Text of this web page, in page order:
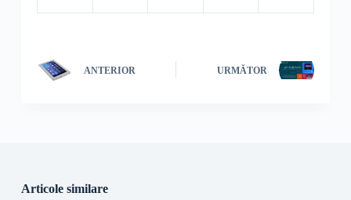
ANTERIOR URMĂTOR
Articole similare